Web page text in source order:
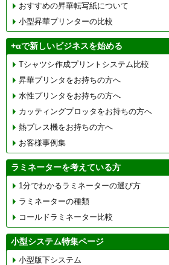
おすすめの昇華転写紙について
小型昇華プリンターの比較
+αで新しいビジネスを始める
Tシャツシ作成プリントシステム比較
昇華プリンタをお持ちの方へ
水性プリンタをお持ちの方へ
カッティングプロッタをお持ちの方へ
熱プレス機をお持ちの方へ
お客様事例集
ラミネーターを考えている方
1分でわかるラミネーターの選び方
ラミネーターの種類
コールドラミネーター比較
小型システム特集ページ
小型版下システム